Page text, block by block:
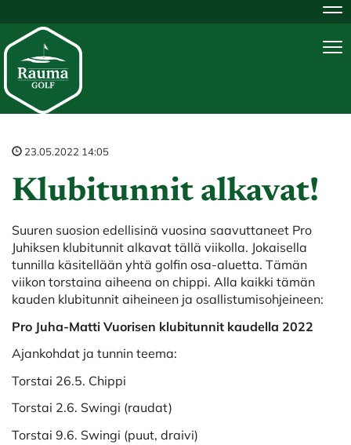
23.05.2022 14:05
Klubitunnit alkavat!
Suuren suosion edellisinä vuosina saavuttaneet Pro
Juhiksen klubitunnit alkavat tällä viikolla. Jokaisella
tunnilla käsitellään yhtä golfin osa-aluetta. Tämän
viikon torstaina aiheena on chippi. Alla kaikki tämän
kauden klubitunnit aiheineen ja osallistumisohjeineen:
Pro Juha-Matti Vuorisen klubitunnit kaudella 2022
Ajankohdat ja tunnin teema:
Torstai 26.5. Chippi
Torstai 2.6. Swingi (raudat)
Torstai 9.6. Swingi (puut, draivi)